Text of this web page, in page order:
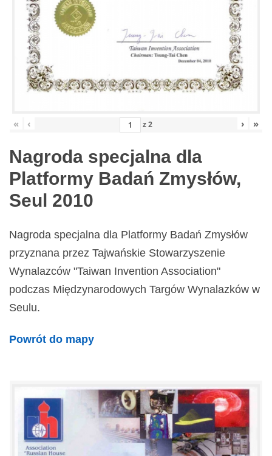
« ‹ z2 › »
Nagroda specjalna dla
Platformy Badań Zmysłów,
Seul 2010
Nagroda specjalna dla Platformy Badań Zmysłów
przyznana przez Tajwańskie Stowarzyszenie
Wynalazców "Taiwan Invention Association"
podczas Międzynarodowych Targów Wynalazków w
Seulu.
Powrót do mapy